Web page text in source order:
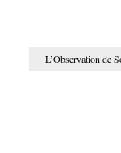
L’Observation de